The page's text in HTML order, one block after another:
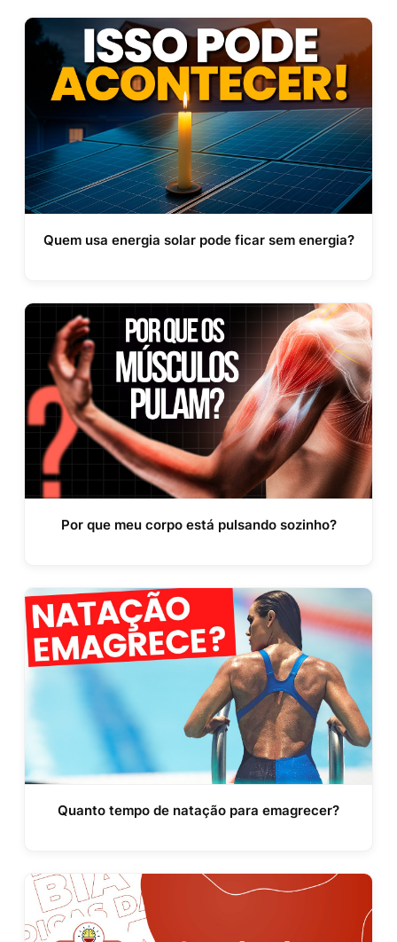
Quem usa energia solar pode ficar sem energia?
Por que meu corpo está pulsando sozinho?
Quanto tempo de natação para emagrecer?